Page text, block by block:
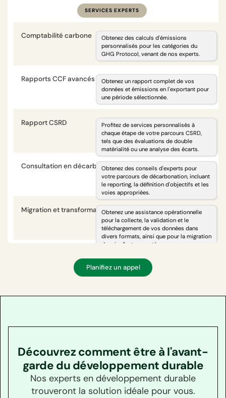
SERVICES EXPERTS
Comptabilité carbone
Obtenez des calculs d'émissions
personnalisés pour les catégories du
GHG Protocol, venant de nos experts.
optionnel optionnel
Rapports CCF avancés
Obtenez un rapport complet de vos
données et émissions en l'exportant pour
une période sélectionnée.
optionnel
Rapport CSRD
Profitez de services personnalisés à
chaque étape de votre parcours CSRD,
tels que des évaluations de double
matérialité ou une analyse des écarts.
optionnel optionnel
Consultation en décarbonationObtenez des conseils d'experts pour
votre parcours de décarbonation, incluant
le reporting, la définition d'objectifs et les
voies appropriées.
optionnel optionnel
Migration et transformation des donnéesObtenez une assistance opérationnelle
pour la collecte, la validation et le
téléchargement de vos données dans
divers formats, ainsi que pour la migration
depuis d'autres systèmes.
optionnel optionnel
Planifiez un appel
Découvrez comment être à l'avant-
garde du développement durable
Nos experts en développement durable
trouveront la solution idéale pour vous.